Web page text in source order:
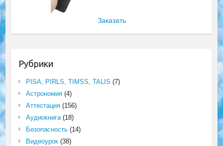
Заказать
Рубрики
PISA, PIRLS, TIMSS, TALIS (7)
Астрономия(4)
Аттестация(156)
Аудиокнига(18)
Безопасность(14)
Видеоурок(38)